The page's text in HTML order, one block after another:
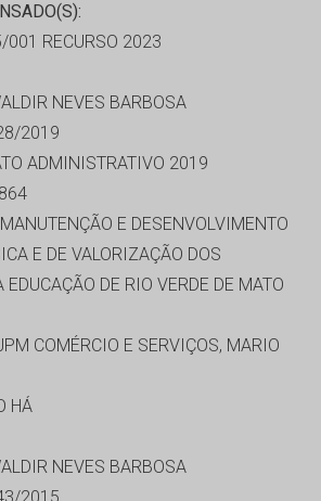
RECURSO 2023
NEVES BARBOSA
2019
ADMINISTRATIVO 2019
E DESENVOLVIMENTO
E DE VALORIZAÇÃO DOS
DE RIO VERDE DE MATO
COMÉRCIO E SERVIÇOS, MARIO
HÁ
NEVES BARBOSA